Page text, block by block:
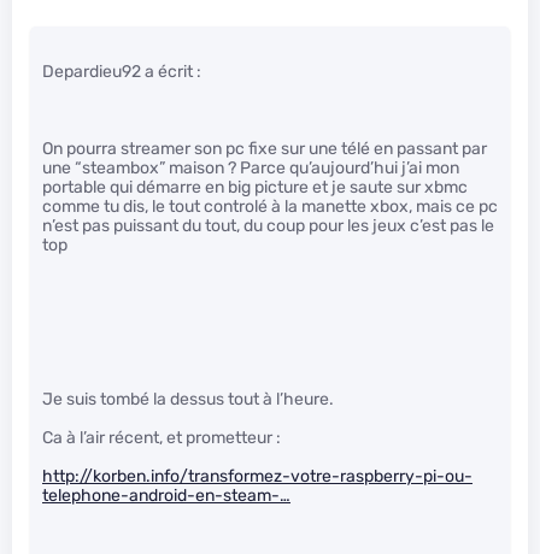
Depardieu92 a écrit :
On pourra streamer son pc fixe sur une télé en passant par
une “steambox” maison ? Parce qu’aujourd’hui j’ai mon
portable qui démarre en big picture et je saute sur xbmc
comme tu dis, le tout controlé à la manette xbox, mais ce pc
n’est pas puissant du tout, du coup pour les jeux c’est pas le
top
Je suis tombé la dessus tout à l’heure.
Ca à l’air récent, et prometteur :
http://korben.info/transformez-votre-raspberry-pi-ou-
telephone-android-en-steam-…